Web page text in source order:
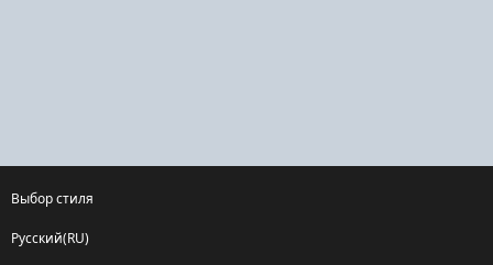
Выбор стиля
Русский(RU)